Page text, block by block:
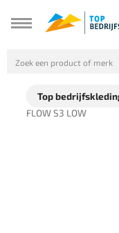
Top
FLOW S3 LOW